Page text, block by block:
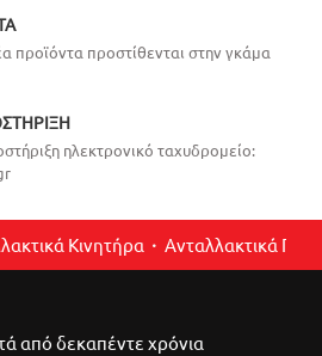
προϊόντα προστίθενται στην γκάμα
ηλεκτρονικό ταχυδρομείο:
Κινητήρα Ανταλλακτικά
από δεκαπέντε χρόνια